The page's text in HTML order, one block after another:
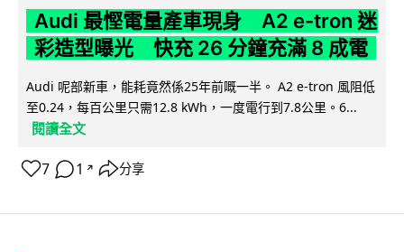
Audi 最慳電量產車現身 A2 e-tron 迷
彩造型曝光 快充 26 分鐘充滿 8 成電
Audi 呢部新車，能耗竟然係25年前嘅一半。 A2 e-tron 風阻低
至0.24，每百公里只需12.8 kWh，一度電行到7.8公里。6...
閱讀全文
7 1 ↗ 分享